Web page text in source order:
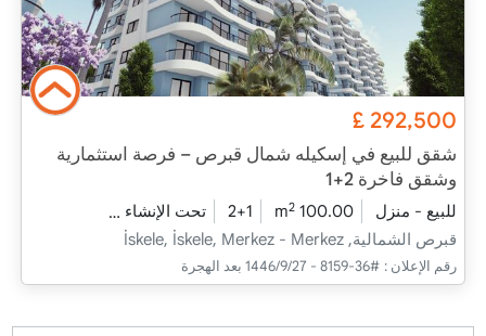
292,500
£
شقق للبيع في إسكيله شمال قبرص – فرصة استثمارية
وشقق فاخرة 2+1
للبيع - منزل 100.00 m
2
2+1 تحت الإنشاء
قبرص الشمالية, İskele, İskele, Merkez - Merkez
رقم الإعلان : #36-8159 - 27‏‏/9‏‏/1446 بعد الهجرة